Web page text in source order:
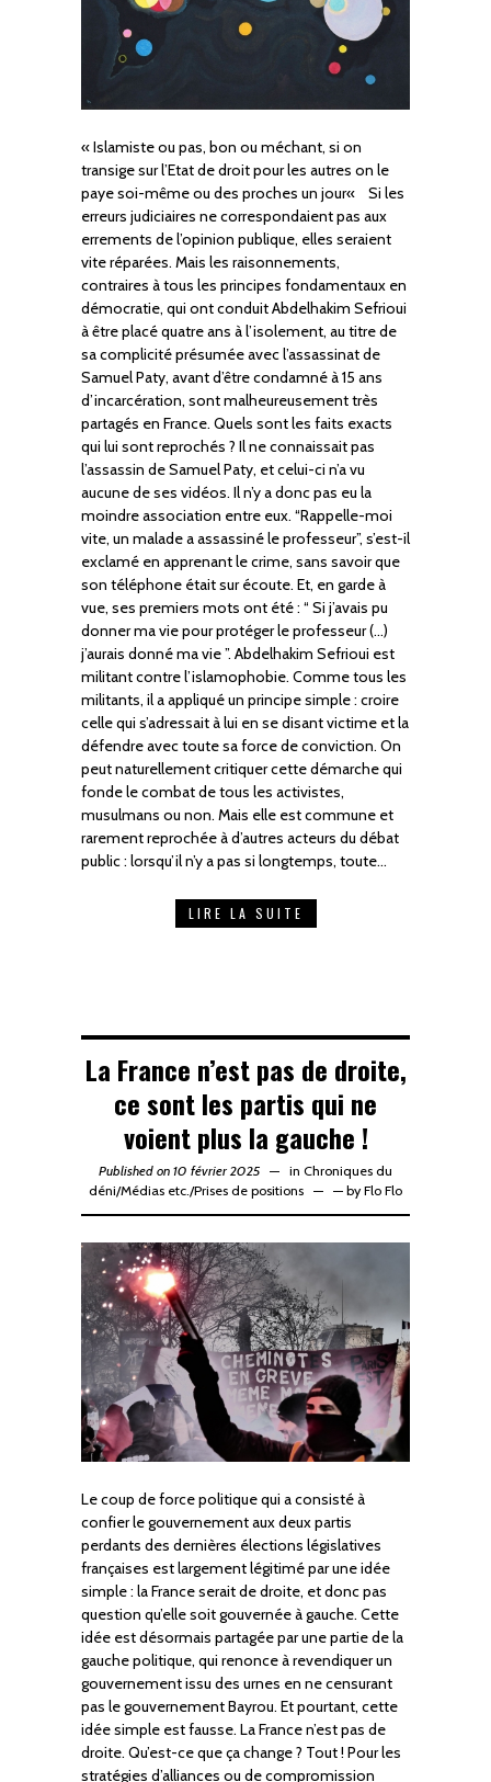
« Islamiste ou pas, bon ou méchant, si on
transige sur l’Etat de droit pour les autres on le
paye soi-même ou des proches un jour« Si les
erreurs judiciaires ne correspondaient pas aux
errements de l’opinion publique, elles seraient
vite réparées. Mais les raisonnements,
contraires à tous les principes fondamentaux en
démocratie, qui ont conduit Abdelhakim Sefrioui
à être placé quatre ans à l’isolement, au titre de
sa complicité présumée avec l’assassinat de
Samuel Paty, avant d’être condamné à 15 ans
d’incarcération, sont malheureusement très
partagés en France. Quels sont les faits exacts
qui lui sont reprochés ? Il ne connaissait pas
l’assassin de Samuel Paty, et celui-ci n’a vu
aucune de ses vidéos. Il n’y a donc pas eu la
moindre association entre eux. “Rappelle-moi
vite, un malade a assassiné le professeur”, s’est-il
exclamé en apprenant le crime, sans savoir que
son téléphone était sur écoute. Et, en garde à
vue, ses premiers mots ont été : “ Si j’avais pu
donner ma vie pour protéger le professeur (…)
j’aurais donné ma vie ”. Abdelhakim Sefrioui est
militant contre l’islamophobie. Comme tous les
militants, il a appliqué un principe simple : croire
celle qui s’adressait à lui en se disant victime et la
défendre avec toute sa force de conviction. On
peut naturellement critiquer cette démarche qui
fonde le combat de tous les activistes,
musulmans ou non. Mais elle est commune et
rarement reprochée à d’autres acteurs du débat
public : lorsqu’il n’y a pas si longtemps, toute…
LIRE LA SUITE
La France n’est pas de droite,
ce sont les partis qui ne
voient plus la gauche !
Published on 10 février 2025 in Chroniques du
déni/Médias etc. /Prises de positions — by Flo Flo
Le coup de force politique qui a consisté à
confier le gouvernement aux deux partis
perdants des dernières élections législatives
françaises est largement légitimé par une idée
simple : la France serait de droite, et donc pas
question qu’elle soit gouvernée à gauche. Cette
idée est désormais partagée par une partie de la
gauche politique, qui renonce à revendiquer un
gouvernement issu des urnes en ne censurant
pas le gouvernement Bayrou. Et pourtant, cette
idée simple est fausse. La France n’est pas de
droite. Qu’est-ce que ça change ? Tout ! Pour les
stratégies d’alliances ou de compromission